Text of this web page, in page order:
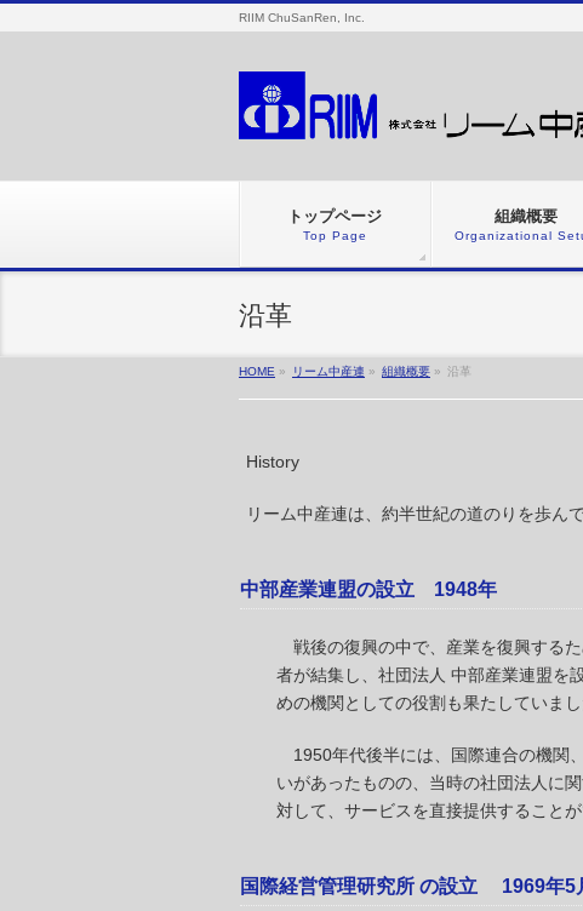
RIIM ChuSanRen, Inc.
トップページ
Top Page
組織概要
Organizational
沿革
HOME » リーム中産連 » 組織概要 » 沿革
History
リーム中産連は、約半世紀の道のりを歩ん
中部産業連盟の設立 1948年
戦後の復興の中で、産業を復興する
者が結集し、社団法人 中部産業連盟を
めの機関としての役割も果たしていまし
1950年代後半には、国際連合の機関
いがあったものの、当時の社団法人に
対して、サービスを直接提供することが
国際経営管理研究所 の設立 1969年5